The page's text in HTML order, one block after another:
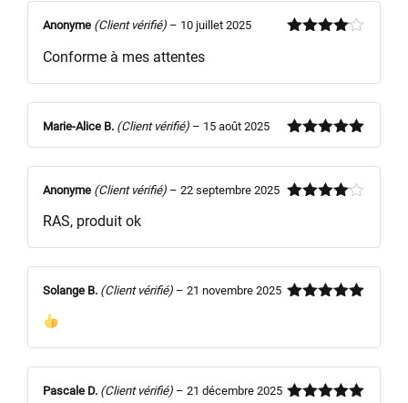
Anonyme (Client vérifié) – 10 juillet 2025
Conforme à mes attentes
Note5sur
Marie-Alice B. (Client vérifié) – 15 août 2025
Anonyme (Client vérifié) – 22 septembre 2025
RAS, produit ok
Solange B. (Client vérifié) – 21 novembre 2025
Pascale D. (Client vérifié) – 21 décembre 2025